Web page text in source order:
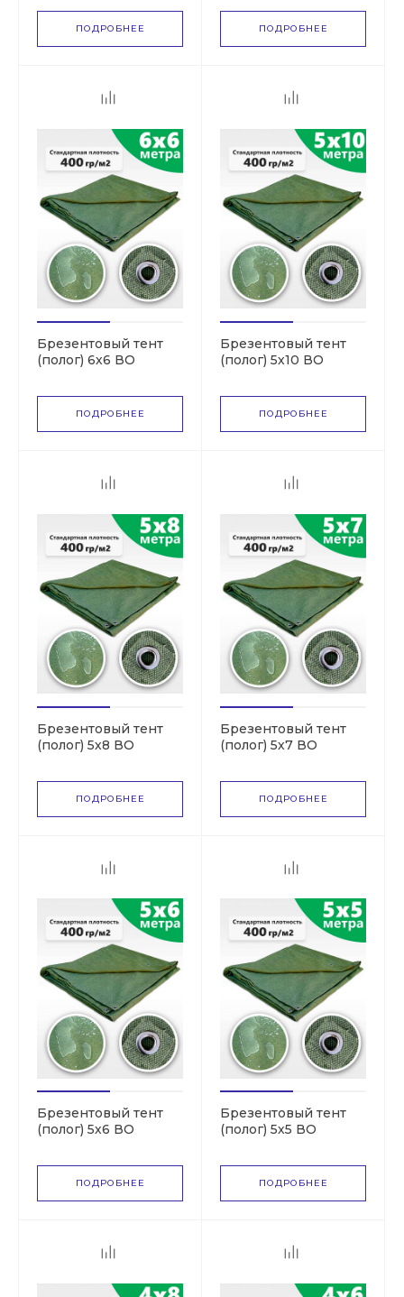
ПОДРОБНЕЕ ПОДРОБНЕЕ
Брезентовый тент
(полог) 6х6 ВО
ПОДРОБНЕЕ
Брезентовый тент
(полог) 5х10 ВО
ПОДРОБНЕЕ
Брезентовый тент
(полог) 5х8 ВО
ПОДРОБНЕЕ
Брезентовый тент
(полог) 5х7 ВО
ПОДРОБНЕЕ
Брезентовый тент
(полог) 5х6 ВО
ПОДРОБНЕЕ
Брезентовый тент
(полог) 5х5 ВО
ПОДРОБНЕЕ